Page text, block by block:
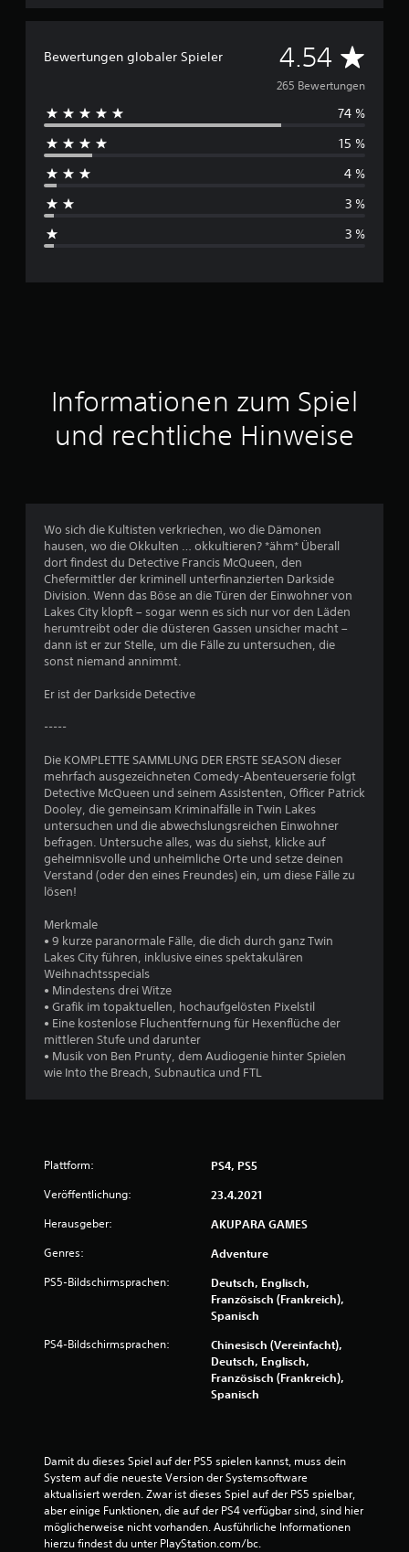
Bewertungen globaler Spieler 4.54 D
u
r
c
h
t
t
e
B
r
t
u
n
:
5
4
v
t
e
r
n
a
265 Bewertungen
74 %
15 %
4 %
3 %
3 %
Informationen zum Spiel
und rechtliche Hinweise
Wo sich die Kultisten verkriechen, wo die Dämonen
hausen, wo die Okkulten … okkultieren? *ähm* Überall
dort findest du Detective Francis McQueen, den
Chefermittler der kriminell unterfinanzierten Darkside
Division. Wenn das Böse an die Türen der Einwohner von
Lakes City klopft – sogar wenn es sich nur vor den Läden
herumtreibt oder die düsteren Gassen unsicher macht –
dann ist er zur Stelle, um die Fälle zu untersuchen, die
sonst niemand annimmt.
Er ist der Darkside Detective
-----
Die KOMPLETTE SAMMLUNG DER ERSTE SEASON dieser
mehrfach ausgezeichneten Comedy-Abenteuerserie folgt
Detective McQueen und seinem Assistenten, Officer Patrick
Dooley, die gemeinsam Kriminalfälle in Twin Lakes
untersuchen und die abwechslungsreichen Einwohner
befragen. Untersuche alles, was du siehst, klicke auf
geheimnisvolle und unheimliche Orte und setze deinen
Verstand (oder den eines Freundes) ein, um diese Fälle zu
lösen!
Merkmale
• 9 kurze paranormale Fälle, die dich durch ganz Twin
Lakes City führen, inklusive eines spektakulären
Weihnachtsspecials
• Mindestens drei Witze
• Grafik im topaktuellen, hochaufgelösten Pixelstil
• Eine kostenlose Fluchentfernung für Hexenflüche der
mittleren Stufe und darunter
• Musik von Ben Prunty, dem Audiogenie hinter Spielen
wie Into the Breach, Subnautica und FTL
Plattform: PS4, PS5
Veröffentlichung: 23.4.2021
Herausgeber: AKUPARA GAMES
Genres: Adventure
PS5-Bildschirmsprachen:
Deutsch, Englisch,
Französisch (Frankreich),
Spanisch
PS4-Bildschirmsprachen:
Chinesisch (Vereinfacht),
Deutsch, Englisch,
Französisch (Frankreich),
Spanisch
Damit du dieses Spiel auf der PS5 spielen kannst, muss dein
System auf die neueste Version der Systemsoftware
aktualisiert werden. Zwar ist dieses Spiel auf der PS5 spielbar,
aber einige Funktionen, die auf der PS4 verfügbar sind, sind hier
möglicherweise nicht vorhanden. Ausführliche Informationen
hierzu findest du unter PlayStation.com/bc.